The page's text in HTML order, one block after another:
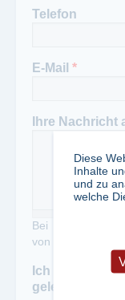
Telefon
E-Mail *
Ihre Nachricht
Bei
von Werbung
Ich habe
gelesen und
Diese
Inhalte
und zu
welche